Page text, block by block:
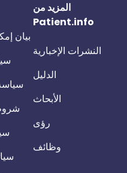
بيان
المزيد من
Patient.info
النشرات الإخبارية
الدليل
الأبحاث
رؤى
وظائف